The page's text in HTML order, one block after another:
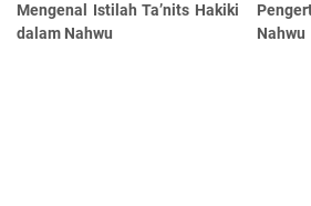
Mengenal Istilah Ta’nits Hakiki
dalam Nahwu
Nahwu